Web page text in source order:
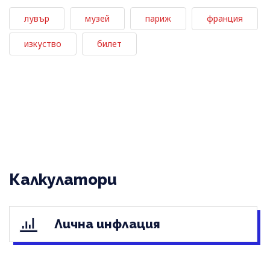
лувър музей париж франция
изкуство билет
Калкулатори
Лична инфлация